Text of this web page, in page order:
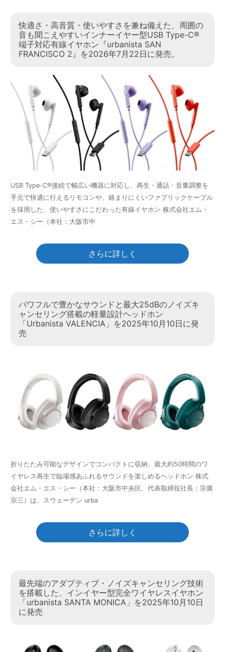
快適さ・高音質・使いやすさを兼ね備えた、周囲の
音も聞こえやすいインナーイヤー型USB Type-C®
端子対応有線イヤホン『urbanista SAN
FRANCISCO 2』を2026年7月22日に発売。
USB Type-C®接続で幅広い機器に対応し、再生・通話・音量調整を
手元で快適に行えるリモコンや、絡まりにくいファブリックケーブル
を採用した、使いやすさにこだわった有線イヤホン 株式会社エム・
エス・シー（本社：大阪市中
さらに詳しく
パワフルで豊かなサウンドと最大25dBのノイズキ
ャンセリング搭載の軽量設計ヘッドホン
「Urbanista VALENCIA」を2025年10月10日に発
売
折りたたみ可能なデザインでコンパクトに収納、最大約50時間のワ
イヤレス再生で臨場感あふれるサウンドを楽しめるヘッドホン 株式
会社エム・エス・シー（本社：大阪市中央区、代表取締役社長：宗廣
宗三）は、スウェーデン urba
さらに詳しく
最先端のアダプティブ・ノイズキャンセリング技術
を搭載した、インイヤー型完全ワイヤレスイヤホン
「urbanista SANTA MONICA」を2025年10月10日
に発売